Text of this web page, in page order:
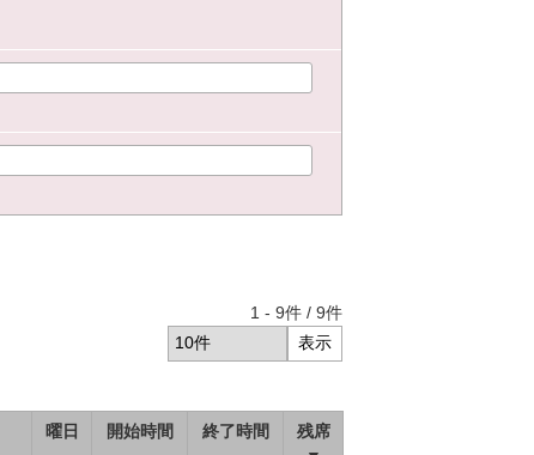
1 - 9件 / 9件
曜日 開始時間 終了時間
残席